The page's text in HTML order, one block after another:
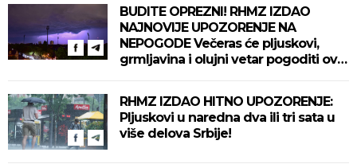
BUDITE OPREZNI! RHMZ IZDAO
NAJNOVIJE UPOZORENJE NA
NEPOGODE Večeras će pljuskovi,
grmljavina i olujni vetar pogoditi ove
RHMZ IZDAO HITNO UPOZORENJE:
Pljuskovi u naredna dva ili tri sata u
više delova Srbije!